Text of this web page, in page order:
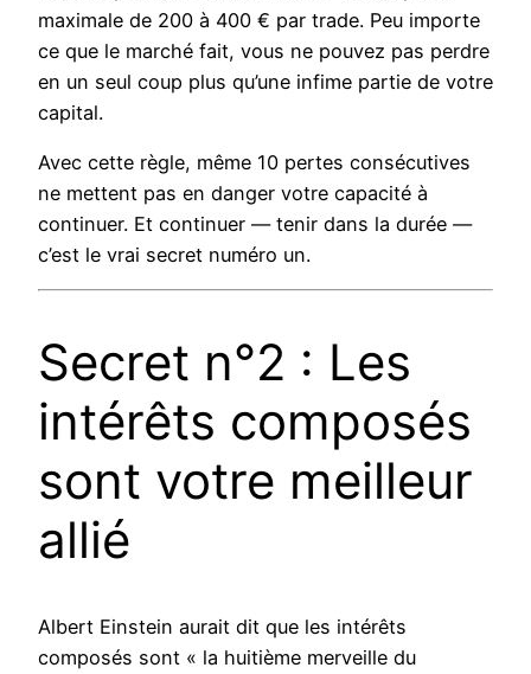
maximale de 200 à 400 € par trade. Peu importe
ce que le marché fait, vous ne pouvez pas perdre
en un seul coup plus qu’une infime partie de votre
capital.
Avec cette règle, même 10 pertes consécutives
ne mettent pas en danger votre capacité à
continuer. Et continuer — tenir dans la durée —
c’est le vrai secret numéro un.
Secret n°2 : Les
intérêts composés
sont votre meilleur
allié
Albert Einstein aurait dit que les intérêts
composés sont « la huitième merveille du